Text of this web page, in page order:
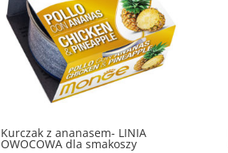
Kurczak z ananasem- LINIA
OWOCOWA dla smakoszy